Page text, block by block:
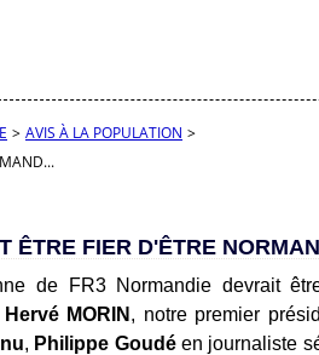
> AVIS À LA POPULATION >
ÊTRE FIER D'ÊTRE
de FR3 Normandie devrait
Hervé MORIN , notre premier
, Philippe Goudéen journaliste